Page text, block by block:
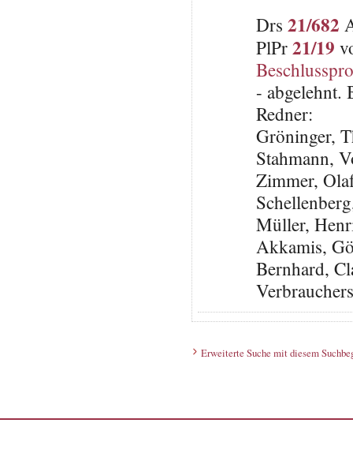
Drs 21/682
PlPr21/19
- abgelehnt.
Redner:
Gröninger,
Stahmann,
Zimmer,
Müller,
Akkamis,
Bernhard,
Erweiterte Suche mit diesem